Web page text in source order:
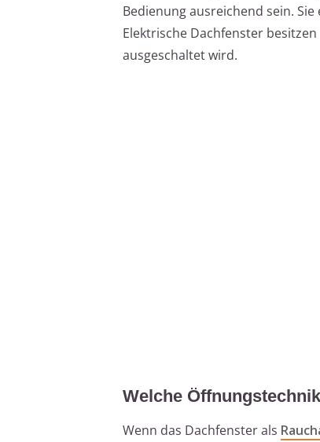
Bedienung ausreichend sein.
Elektrische Dachfenster
ausgeschaltet wird.
Welche
Wenn das Dachfenster als